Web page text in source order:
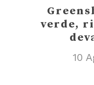
verde,
10